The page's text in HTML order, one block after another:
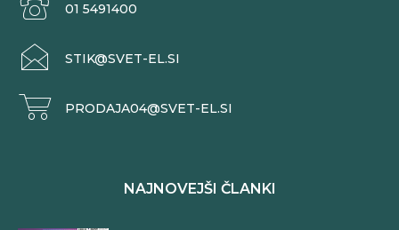
01 5491400
STIK@SVET-EL.SI
PRODAJA04@SVET-EL.SI
NAJNOVEJŠI ČLANKI